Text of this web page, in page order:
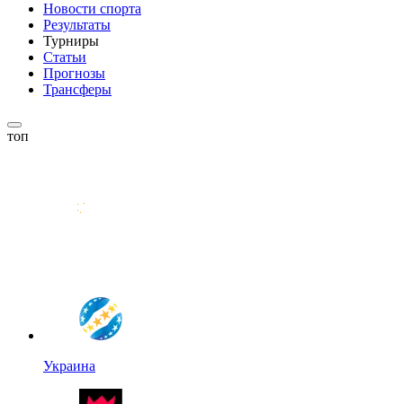
Новости спорта
Результаты
Турниры
Статьи
Прогнозы
Трансферы
топ
Украина